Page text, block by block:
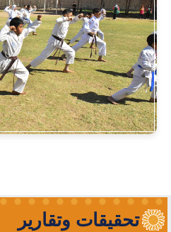
تحقيقات وتقارير